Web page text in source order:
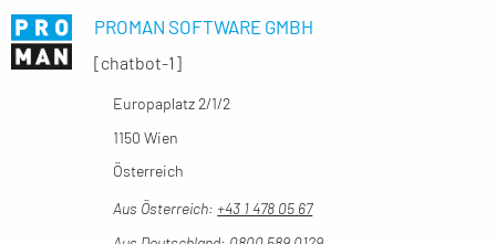
PROMAN SOFTWARE GMBH
[chatbot-1]
Europaplatz 2/1/2
1150 Wien
Österreich
Aus Österreich: +43 1 478 05 67